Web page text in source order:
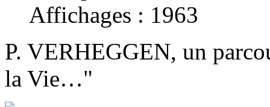
Affichages : 1963
P. VERHEGGEN, un
la Vie…"